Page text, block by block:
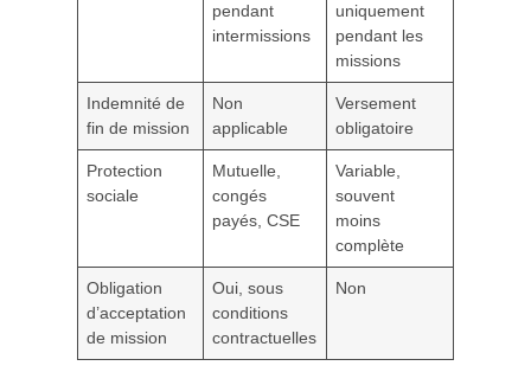
pendant
intermissions
uniquement
pendant les
missions
Indemnité de
fin de mission
Non
applicable
Versement
obligatoire
Protection
sociale
Mutuelle,
congés
payés, CSE
Variable,
souvent
moins
complète
Obligation
d’acceptation
de mission
Oui, sous
conditions
contractuelles
Non